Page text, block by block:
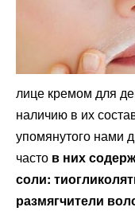
лице кремом для
наличию в их
упомянутого нами
часто в них
соли:
размягчители